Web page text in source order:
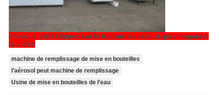
s'il vous plaît cliquez sur le bouton de lecture pour regarder
la vidéo
machine de remplissage de mise en bouteilles
l'aérosol peut machine de remplissage
Usine de mise en bouteilles de l'eau